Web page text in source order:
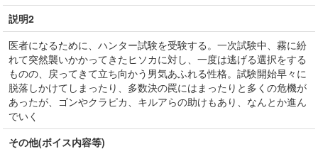
説明2
医者になるために、ハンター試験を受験する。一次試験中、霧に紛
れて突然襲いかかってきたヒソカに対し、一度は逃げる選択をする
ものの、戻ってきて立ち向かう男気あふれる性格。試験開始早々に
脱落しかけてしまったり、多数決の罠にはまったりと多くの危機が
あったが、ゴンやクラピカ、キルアらの助けもあり、なんとか進ん
でいく
その他(ボイス内容等)